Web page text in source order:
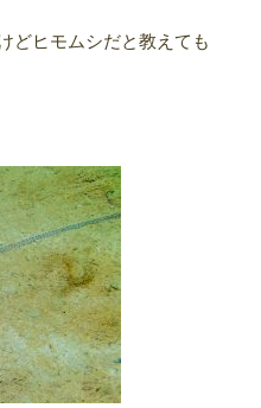
どヒモムシだと教えても